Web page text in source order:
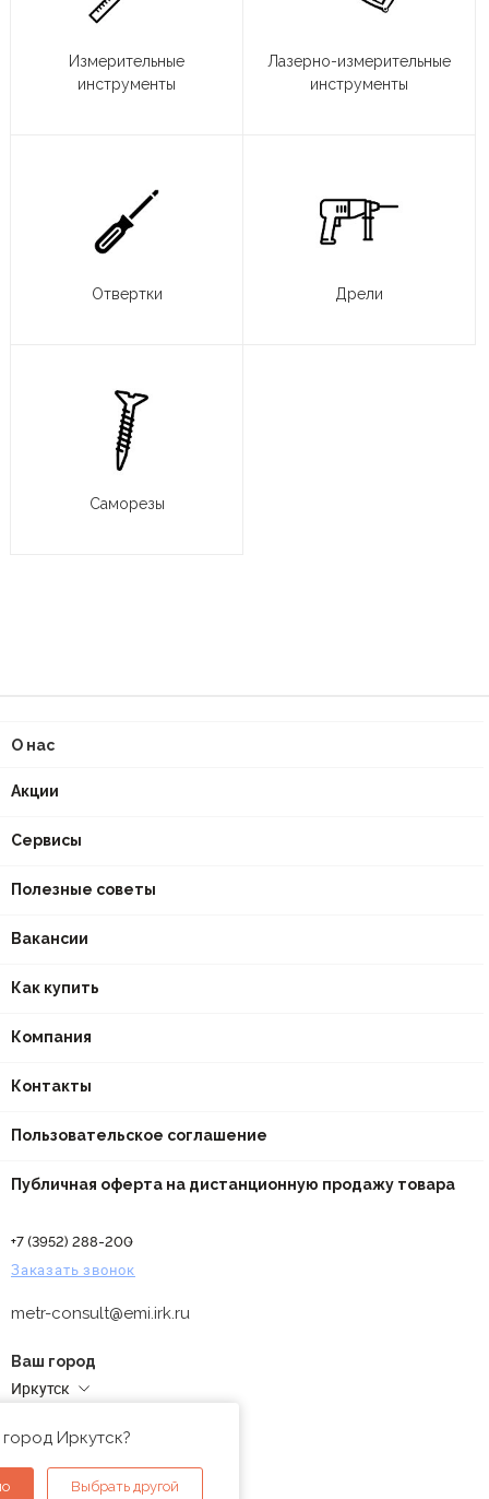
Измерительные
инструменты
Лазерно-измерительные
инструменты
Отвертки Дрели
Саморезы
О нас
Акции
Сервисы
Полезные советы
Вакансии
Как купить
Компания
Контакты
Пользовательское соглашение
Публичная оферта на дистанционную продажу товара
+7 (3952) 288-200
Заказать звонок
metr-consult@emi.irk.ru
Ваш город
Иркутск
Иркутск?
Выбрать другой